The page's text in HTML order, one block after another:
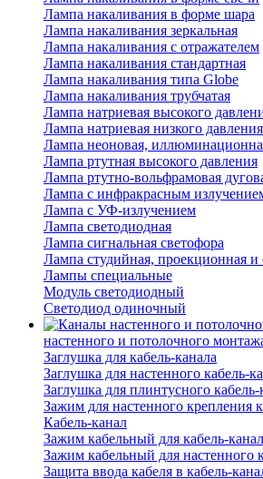
Лампа накаливания в форме шара
Лампа накаливания зеркальная
Лампа накаливания с отражателем
Лампа накаливания стандартная
Лампа накаливания типа Globe
Лампа накаливания трубчатая
Лампа натриевая высокого
Лампа натриевая низкого давления
Лампа неоновая,
Лампа ртутная высокого давления
Лампа ртутно-вольфрамовая
Лампа с инфракрасным
Лампа с УФ-излучением
Лампа светодиодная
Лампа сигнальная светофора
Лампа студийная, проекционная и
Лампы специальные
Модуль светодиодный
Светодиод одиночный
настенного и потолочного
Заглушка для кабель-канала
Заглушка для настенного кабель-
Заглушка для плинтусного кабель-
Зажим для настенного крепления
Кабель-канал
Зажим кабельный для кабель-
Зажим кабельный для настенного
Защита ввода кабеля в кабель-